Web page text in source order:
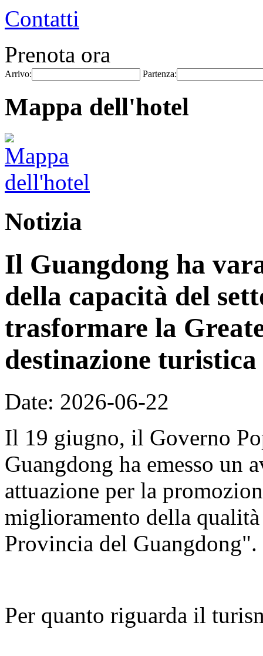
Contatti
Prenota ora
Arrivo: Partenza:
Mappa dell'hotel
Notizia
Il Guangdong ha
della capacità del
trasformare la
destinazione
Date: 2026-06-22
Il 19 giugno, il Governo
Guangdong ha emesso un
attuazione per la
miglioramento della
Provincia del Guangdong".
Per quanto riguarda il